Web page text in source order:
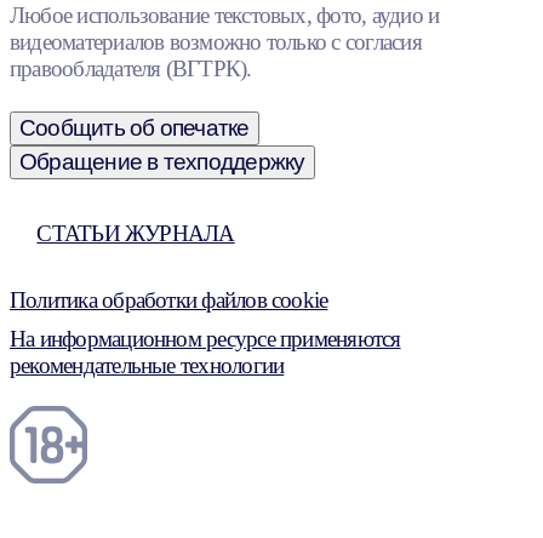
Любое использование текстовых, фото, аудио и
видеоматериалов возможно только с согласия
правообладателя (ВГТРК).
Сообщить об опечатке
Обращение в техподдержку
СТАТЬИ ЖУРНАЛА
Политика обработки файлов cookie
На информационном ресурсе применяются
рекомендательные технологии